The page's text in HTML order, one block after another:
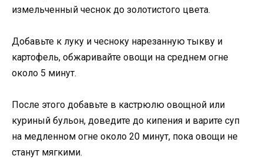
измельченный чеснок до золотистого цвета.
Добавьте к луку и чесноку нарезанную тыкву и
картофель, обжаривайте овощи на среднем огне
около 5 минут.
После этого добавьте в кастрюлю овощной или
куриный бульон, доведите до кипения и варите суп
на медленном огне около 20 минут, пока овощи не
станут мягкими.